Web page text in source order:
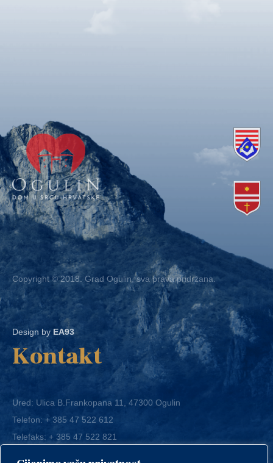
Copyright © 2018. Grad Ogulin, sva prava pridržana.
Design byEA93
Kontakt
Ured: Ulica B.Frankopana 11, 47300 Ogulin
Telefon:+ 385 47 522 612
Telefaks:+ 385 47 522 821
E-mail:grad-ogulin@ogulin.hr